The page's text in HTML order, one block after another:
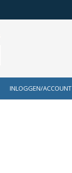
INLOGGEN/ACCOUNT